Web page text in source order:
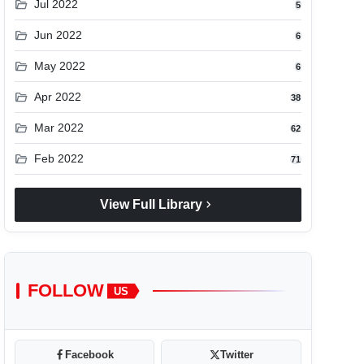
folder_open Jul 2022 5
folder_open Jun 2022 6
folder_open May 2022 6
folder_open Apr 2022 38
folder_open Mar 2022 62
folder_open Feb 2022 71
View Full Library chevron_right
FOLLOW US
Facebook Twitter